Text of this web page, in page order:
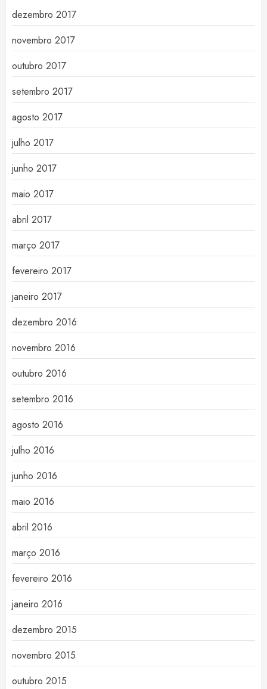
dezembro 2017
novembro 2017
outubro 2017
setembro 2017
agosto 2017
julho 2017
junho 2017
maio 2017
abril 2017
março 2017
fevereiro 2017
janeiro 2017
dezembro 2016
novembro 2016
outubro 2016
setembro 2016
agosto 2016
julho 2016
junho 2016
maio 2016
abril 2016
março 2016
fevereiro 2016
janeiro 2016
dezembro 2015
novembro 2015
outubro 2015